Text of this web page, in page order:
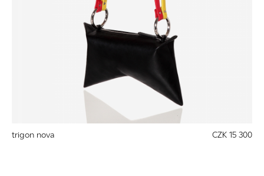
trigon nova CZK 15 300